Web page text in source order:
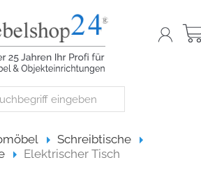
Schreibtische
Elektrischer Tisch